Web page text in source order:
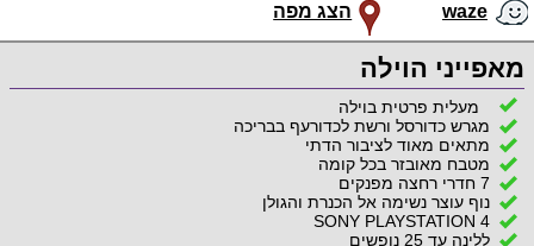
waze הצג מפה
מאפייני הוילה
מעלית פרטית בוילה
מגרש כדורסל ורשת לכדורעף בבריכה
מתאים מאוד לציבור הדתי
מטבח מאובזר בכל קומה
7 חדרי רחצה מפנקים
נוף עוצר נשימה אל הכנרת והגולן
SONY PLAYSTATION 4
ללינה עד 25 נופשים